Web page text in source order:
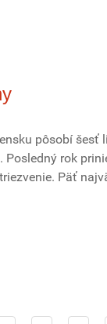
pôsobí šesť
Posledný rok
Päť